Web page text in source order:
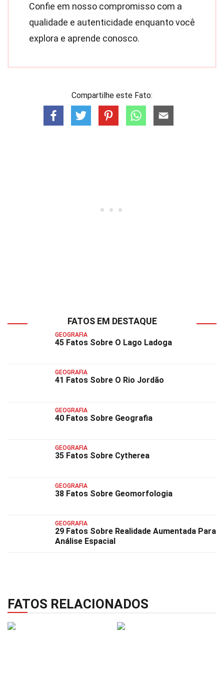
Confie em nosso compromisso com a
qualidade e autenticidade enquanto você
explora e aprende conosco.
Compartilhe este Fato:
FATOS EM DESTAQUE
GEOGRAFIA
45 Fatos Sobre O Lago Ladoga
GEOGRAFIA
41 Fatos Sobre O Rio Jordão
GEOGRAFIA
40 Fatos Sobre Geografia
GEOGRAFIA
35 Fatos Sobre Cytherea
GEOGRAFIA
38 Fatos Sobre Geomorfologia
GEOGRAFIA
29 Fatos Sobre Realidade Aumentada Para
Análise Espacial
FATOS RELACIONADOS